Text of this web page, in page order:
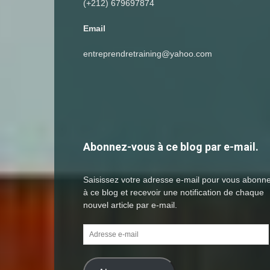
(+212) 679697874
Email
entreprendretraining@yahoo.com
Abonnez-vous à ce blog par e-mail.
Saisissez votre adresse e-mail pour vous
à ce blog et recevoir une notification de chaque
nouvel article par e-mail.
Adresse
e-